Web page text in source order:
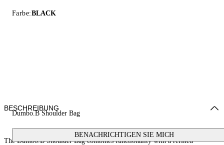
Farbe:BLACK
Dumbo.B Shoulder Bag
BENACHRICHTIGEN SIE MICH
BESCHREIBUNG
The Dumbo.B Shoulder Bag combines functionality with a refined